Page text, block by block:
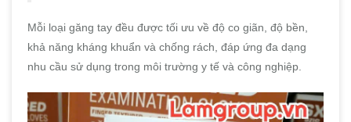
Mỗi loại găng tay đều được tối ưu về độ co giãn, độ bền,
khả năng kháng khuẩn và chống rách, đáp ứng đa dạng
nhu cầu sử dụng trong môi trường y tế và công nghiệp.